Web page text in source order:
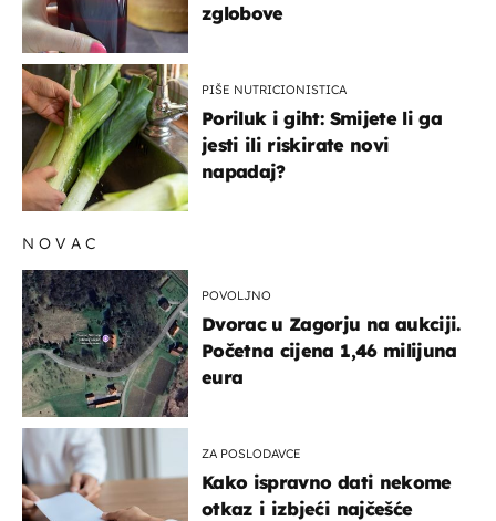
zglobove
PIŠE NUTRICIONISTICA
Poriluk i giht: Smijete li ga
jesti ili riskirate novi
napadaj?
NOVAC
POVOLJNO
Dvorac u Zagorju na aukciji.
Početna cijena 1,46 milijuna
eura
ZA POSLODAVCE
Kako ispravno dati nekome
otkaz i izbjeći najčešće